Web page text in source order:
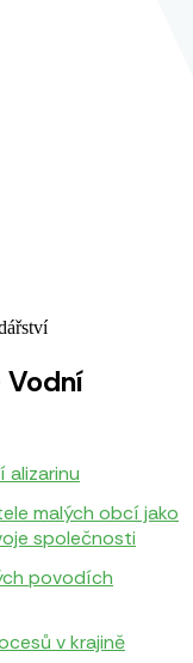
malých obcí jako
společnosti
povodích
v krajině